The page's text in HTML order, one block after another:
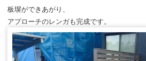
板塀ができあがり、
アプローチのレンガも完成です。